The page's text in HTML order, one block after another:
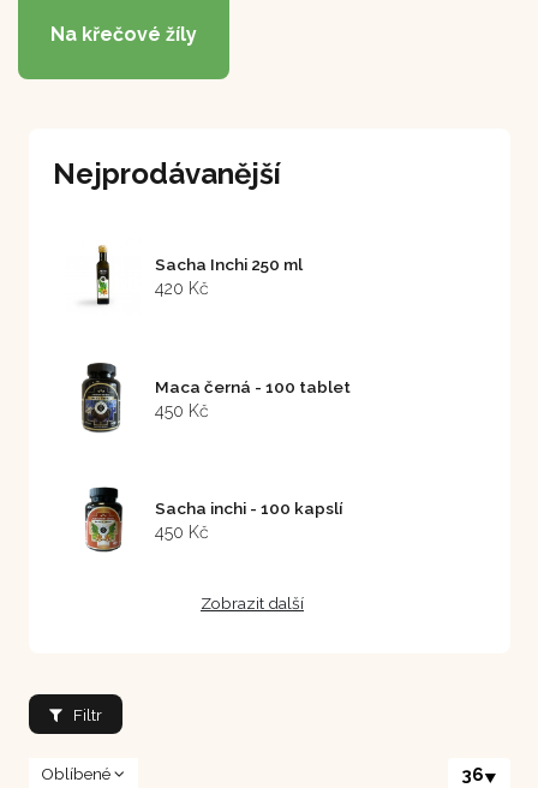
Na křečové žíly
Nejprodávanější
Sacha Inchi 250 ml
420 Kč
Maca černá - 100 tablet
450 Kč
Sacha inchi - 100 kapslí
450 Kč
Zobrazit další
Filtr
Oblíbené 36